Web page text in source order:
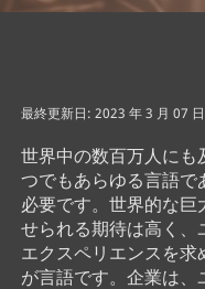
最終更新日: 2023 年 3 月 07
世界中の数百万人にも
つでもあらゆる言語で
必要です。世界的な
せられる期待は高く、
エクスペリエンスを
が言語です。企業は